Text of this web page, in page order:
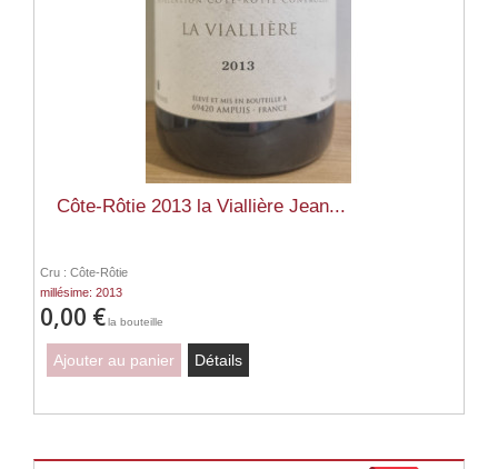
Côte-Rôtie 2013 la Viallière Jean...
Cru : Côte-Rôtie
millésime: 2013
0,00 €la bouteille
Ajouter au panier Détails